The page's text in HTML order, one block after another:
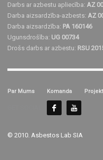
Darbs ar azbestu apliecība: AZ
Darba aizsardzība-azbests: AZ
Darba aizsardzība: PA 160146
Ugunsdrošība: UG 00734
Drošs darbs ar azbestu: RSU
Par Mums Komanda
© 2010. Asbestos Lab SIA